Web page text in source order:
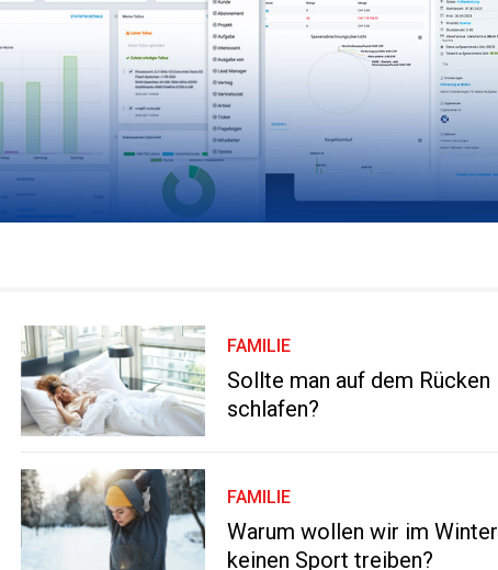
FAMILIE
Sollte man auf dem Rücken
schlafen?
FAMILIE
Warum wollen wir im Winter
keinen Sport treiben?